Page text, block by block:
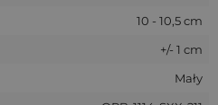
10 - 10,5 cm
+/- 1 cm
Mały